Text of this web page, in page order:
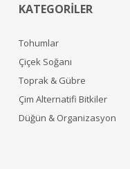
KATEGORİLER
Tohumlar
Çiçek Soğanı
Toprak & Gübre
Çim Alternatifi Bitkiler
Düğün & Organizasyon